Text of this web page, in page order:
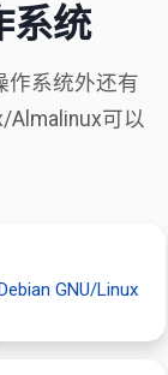
系统
作系统外还有
Almalinux可以
GNU/Linux